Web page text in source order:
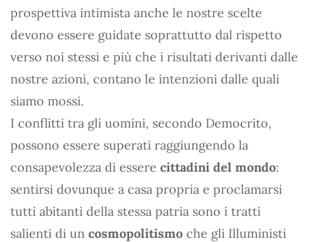
prospettiva intimista anche le nostre scelte
devono essere guidate soprattutto dal rispetto
verso noi stessi e più che i risultati derivanti dalle
nostre azioni, contano le intenzioni dalle quali
siamo mossi.
I conflitti tra gli uomini, secondo Democrito,
possono essere superati raggiungendo la
consapevolezza di essere cittadini del mondo:
sentirsi dovunque a casa propria e proclamarsi
tutti abitanti della stessa patria sono i tratti
salienti di un cosmopolitismo che gli Illuministi